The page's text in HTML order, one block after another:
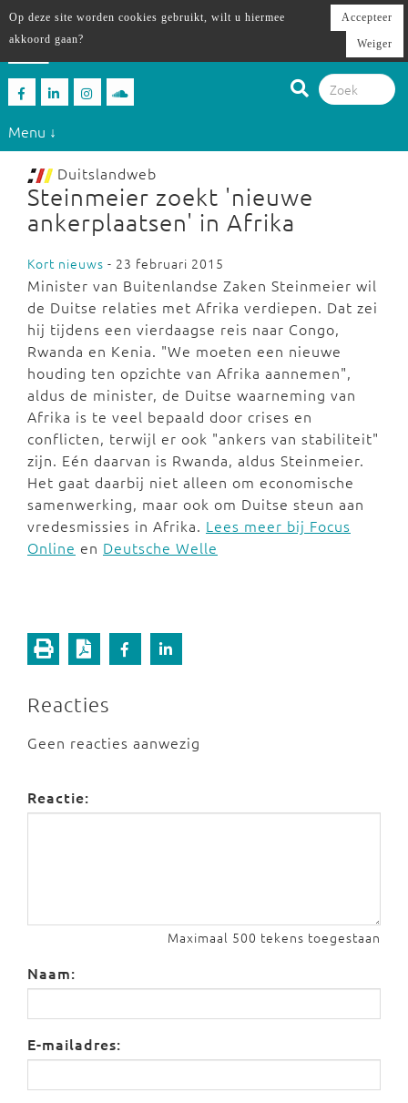
Menu ↓
Duitslandweb
Steinmeier zoekt 'nieuwe
ankerplaatsen' in Afrika
Kort nieuws - 23 februari 2015
Minister van Buitenlandse Zaken Steinmeier wil
de Duitse relaties met Afrika verdiepen. Dat zei
hij tijdens een vierdaagse reis naar Congo,
Rwanda en Kenia. "We moeten een nieuwe
houding ten opzichte van Afrika aannemen",
aldus de minister, de Duitse waarneming van
Afrika is te veel bepaald door crises en
conflicten, terwijl er ook "ankers van stabiliteit"
zijn. Eén daarvan is Rwanda, aldus Steinmeier.
Het gaat daarbij niet alleen om economische
samenwerking, maar ook om Duitse steun aan
vredesmissies in Afrika. Lees meer bij Focus
Online en Deutsche Welle
Reacties
Geen reacties aanwezig
Reactie:
Maximaal 500 tekens toegestaan
Naam:
E-mailadres:
Op deze site worden cookies gebruikt, wilt u hiermee
akkoord gaan?
Accepteer
Weiger